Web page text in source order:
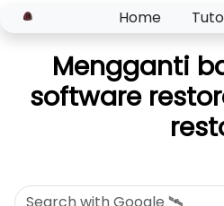
Home
Mengganti
software